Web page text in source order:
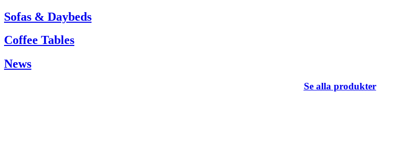
Sofas & Daybeds
Coffee Tables
News
Se alla produkter